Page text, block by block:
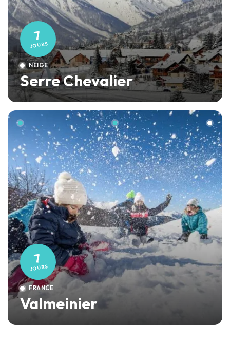
7
JOURS
NEIGE
Serre Chevalier
7
JOURS
FRANCE
Valmeinier